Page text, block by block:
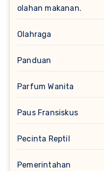
olahan makanan.
Olahraga
Panduan
Parfum Wanita
Paus Fransiskus
Pecinta Reptil
Pemerintahan